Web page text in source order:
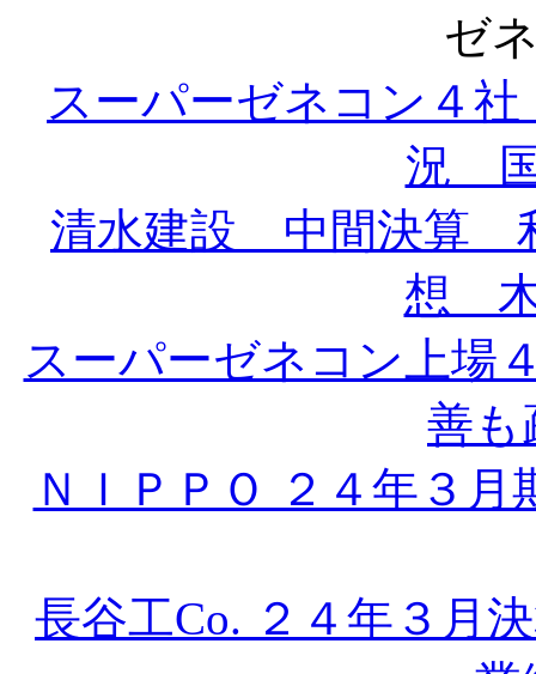
ゼ
スーパーゼネコン４
況 国
清水建設 中間決算
想 木
スーパーゼネコン上場
善
ＮＩＰＰＯ ２４年３
長谷工Co. ２４年３